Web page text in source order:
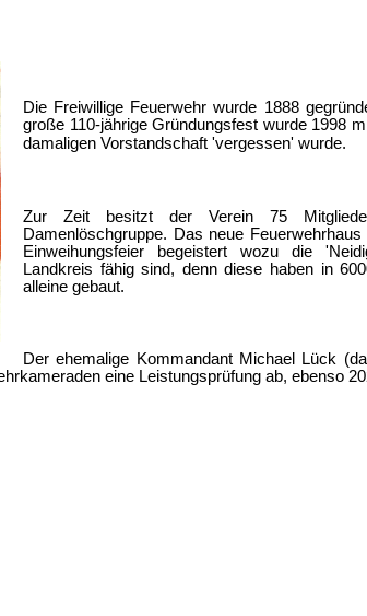
Die Freiwillige Feuerwehr wurde 1888
große 110-jährige Gründungsfest wurde 1998
damaligen Vorstandschaft 'vergessen' wurde.
Zur Zeit besitzt der Verein 75
Damenlöschgruppe. Das neue
Einweihungsfeier begeistert wozu die 'Ne
Landkreis fähig sind, denn diese haben in
alleine gebaut.
Der ehemalige Kommandant Michael Lück
eine Leistungsprüfung ab, ebenso